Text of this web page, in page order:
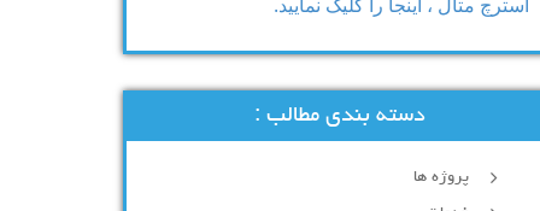
دسته بندی مطالب :
پروژه ها